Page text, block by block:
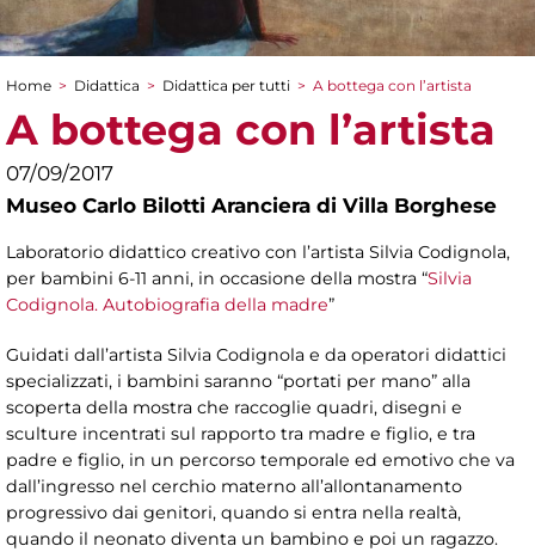
Tu sei qui
Home > Didattica > Didattica per tutti > A bottega con l’artista
A bottega con l’artista
07/09/2017
Museo Carlo Bilotti Aranciera di Villa Borghese
Laboratorio didattico creativo con l’artista Silvia Codignola,
per bambini 6-11 anni, in occasione della mostra “Silvia
Codignola. Autobiografia della madre”
Guidati dall’artista Silvia Codignola e da operatori didattici
specializzati, i bambini saranno “portati per mano” alla
scoperta della mostra che raccoglie quadri, disegni e
sculture incentrati sul rapporto tra madre e figlio, e tra
padre e figlio, in un percorso temporale ed emotivo che va
dall’ingresso nel cerchio materno all’allontanamento
progressivo dai genitori, quando si entra nella realtà,
quando il neonato diventa un bambino e poi un ragazzo.